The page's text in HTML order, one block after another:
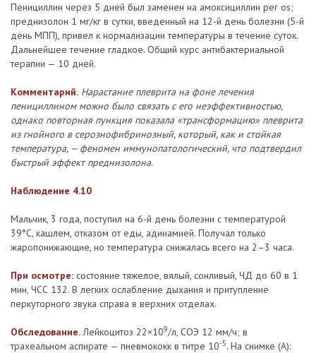
Пенициллин через 5 дней был заменен на амоксициллин per os;
преднизолон 1 мг/кг в сутки, введенный на 12-й день болезни (5-й
день МПП), привел к нормализации температуры в течение суток.
Дальнейшее течение гладкое. Общий курс антибактериальной
терапии — 10 дней.
Комментарий. Нарастание плеврита на фоне лечения
пенициллином можно было связать с его неэффективностью,
однако повторная пункция показала «трансформацию» плеврита
из гнойного в серознофибринозный, который, как и стойкая
температура, — феномен иммунопатологический, что подтвердил
быстрый эффект преднизолона.
Наблюдение 4.10
Мальчик, 3 года, поступил на 6-й день болезни с температурой
39°С, кашлем, отказом от еды, адинамией. Получал только
жаропонижающие, но температура снижалась всего на 2–3 часа.
При осмотре: состояние тяжелое, вялый, сонливый, ЧД до 60 в 1
мин, ЧСС 132. В легких ослабление дыхания и притупление
перкуторного звука справа в верхних отделах.
Обследование.Лейкоцитоз 22×109/л, СОЭ 12 мм/ч; в
трахеальном аспирате — пневмококк в титре 10-5. На снимке (А):